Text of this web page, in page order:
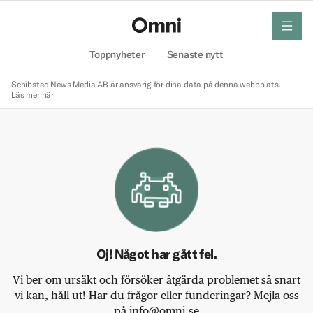
Toppnyheter Senaste nytt
meny
Schibsted News Media AB är ansvarig för dina data på denna webbplats.
Läs mer här
Oj! Något har gått fel.
Vi ber om ursäkt och försöker åtgärda problemet så snart
vi kan, håll ut! Har du frågor eller funderingar? Mejla oss